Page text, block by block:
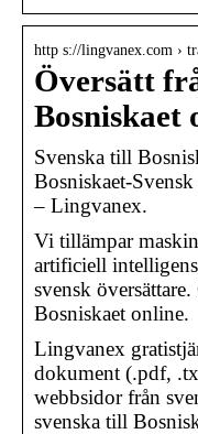
http s://lingvanex.com ›
Översätt
Bosniskaet
Svenska till
Bosniskaet-
– Lingvanex.
Vi tillämpar
artificiell
svensk
Bosniskaet online.
Lingvanex
dokument (.pdf,
webbsidor från
svenska till